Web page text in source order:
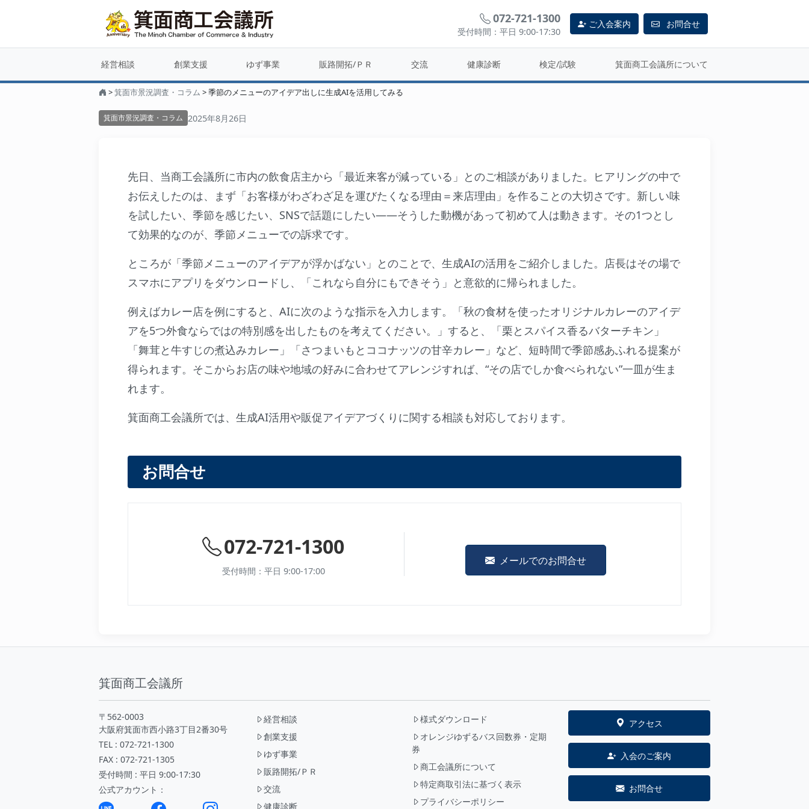
072-721-1300
受付時間：平日 9:00-17:30
ご入会案内 お問合せ
経営相談 創業支援 ゆず事業 販路開拓/ＰＲ 交流 健康診断 検定/試験 箕面商工会議所について
季節のメニューのアイデア出しに生成AIを活用してみる
>箕面市景況調査・コラム >季節のメニューのアイデア出しに生成AIを活用してみる
箕面市景況調査・コラム 2025年8月26日
先日、当商工会議所に市内の飲食店主から「最近来客が減っている」とのご相談がありました。ヒアリングの中で
お伝えしたのは、まず「お客様がわざわざ足を運びたくなる理由＝来店理由」を作ることの大切さです。新しい味
を試したい、季節を感じたい、SNSで話題にしたい——そうした動機があって初めて人は動きます。その1つとし
て効果的なのが、季節メニューでの訴求です。
ところが「季節メニューのアイデアが浮かばない」とのことで、生成AIの活用をご紹介しました。店長はその場で
スマホにアプリをダウンロードし、「これなら自分にもできそう」と意欲的に帰られました。
例えばカレー店を例にすると、AIに次のような指示を入力します。「秋の食材を使ったオリジナルカレーのアイデ
アを5つ外食ならではの特別感を出したものを考えてください。」すると、「栗とスパイス香るバターチキン」
「舞茸と牛すじの煮込みカレー」「さつまいもとココナッツの甘辛カレー」など、短時間で季節感あふれる提案が
得られます。そこからお店の味や地域の好みに合わせてアレンジすれば、“その店でしか食べられない”一皿が生ま
れます。
箕面商工会議所では、生成AI活用や販促アイデアづくりに関する相談も対応しております。
お問合せ
072-721-1300
受付時間：平日 9:00-17:00
メールでのお問合せ
箕面商工会議所
〒562-0003
大阪府箕面市西小路3丁目2番30号
TEL : 072-721-1300
FAX : 072-721-1305
受付時間 : 平日 9:00-17:30
公式アカウント：
経営相談
創業支援
ゆず事業
販路開拓/ＰＲ
交流
健康診断
様式ダウンロード
オレンジゆずるバス回数券・定期
券
商工会議所について
特定商取引法に基づく表示
プライバシーポリシー
アクセス
入会のご案内
お問合せ